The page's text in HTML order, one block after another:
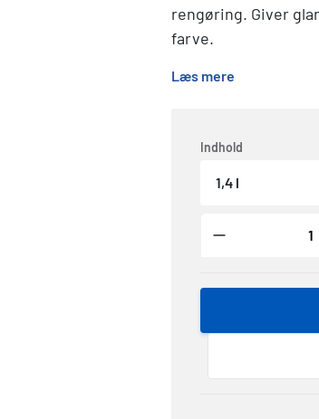
rengøring. Giver
farve.
Læs mere
Indhold
1,4 l